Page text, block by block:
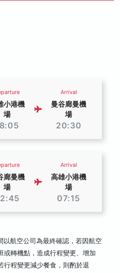
小港機
場
Arrival
曼谷廊曼機
場
20:30
廊曼機
場
Arrival
高雄小港機
場
07:15
航空公司為最終確認，若因航空
或轉機點，造成行程變更、增加
行程變更減少餐食，則酌於退